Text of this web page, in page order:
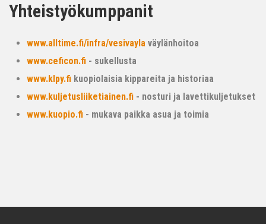
Yhteistyökumppanit
www.alltime.fi/infra/vesivayla väylänhoitoa
www.ceficon.fi - sukellusta
www.klpy.fi kuopiolaisia kippareita ja historiaa
www.kuljetusliiketiainen.fi - nosturi ja lavettikuljetukset
www.kuopio.fi - mukava paikka asua ja toimia